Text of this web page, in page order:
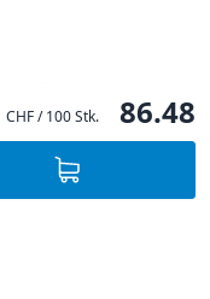
CHF / 100 Stk. 86.48